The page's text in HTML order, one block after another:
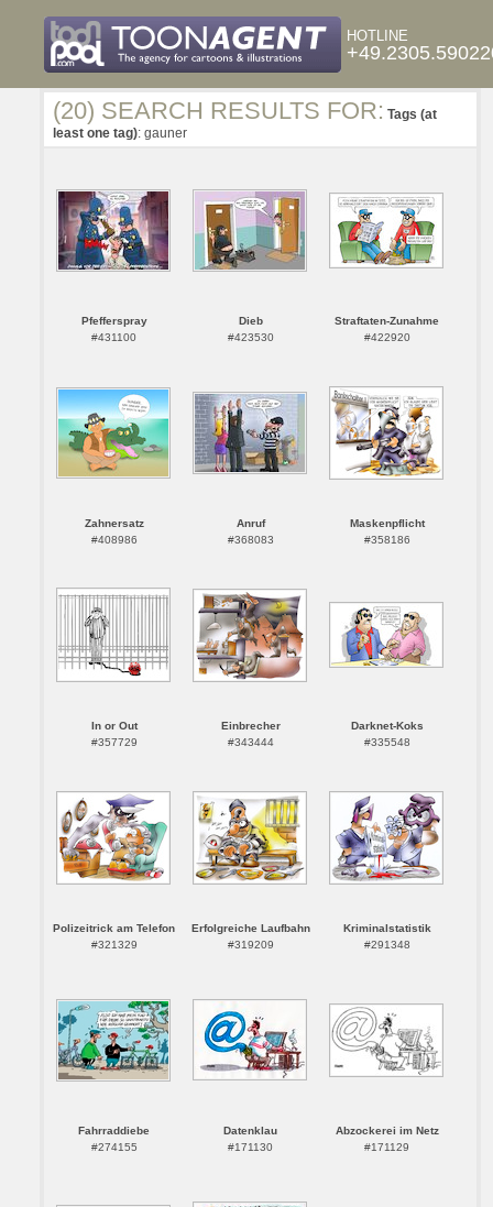
HOTLINE
(20) SEARCH RESULTS FOR: Tags (at
least one tag): gauner
Pfefferspray
#431100
Dieb
#423530
Straftaten-Zunahme
#422920
Zahnersatz
#408986
Anruf
#368083
Maskenpflicht
#358186
In or Out
#357729
Einbrecher
#343444
Darknet-Koks
#335548
Polizeitrick am Telefon
#321329
Erfolgreiche Laufbahn
#319209
Kriminalstatistik
#291348
Fahrraddiebe
#274155
Datenklau
#171130
Abzockerei im Netz
#171129